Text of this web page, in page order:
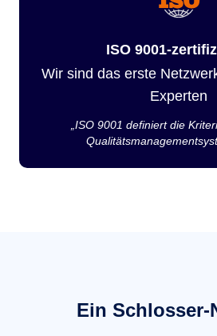
ISO 9001-
Wir sind das erste
Experten
„ISO 9001 definiert die
Ein Schlosser-